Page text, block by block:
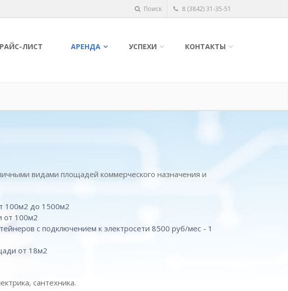
Поиск 8 (3842) 31-35-51
ЛИСТ АРЕНДА УСПЕХИ КОНТАКТЫ
видами площадей коммерческого назначения и
100м2 до 1500м2
от 100м2
с подключением к электросети 8500 руб/мес - 1
от 18м2
сантехника.